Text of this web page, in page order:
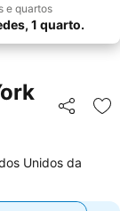
e quartos
1 quarto.
Partilhar
Unidos da